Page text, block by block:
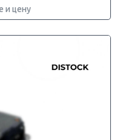
и цену